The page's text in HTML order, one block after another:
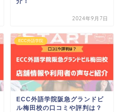
2024年9月7日
ECC外語学院
ECC外語学院阪急グランドビ
ル梅田校の口コミや評判は？